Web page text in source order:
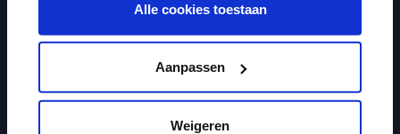
Alle cookies toestaan
Aanpassen
Weigeren